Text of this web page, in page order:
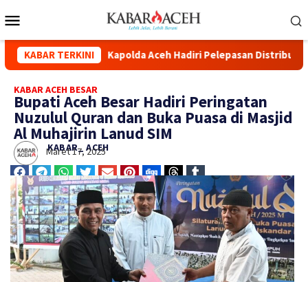
KABAR TERKINIKapolda Aceh Hadiri Pelepasan Distribusi
KABAR ACEH BESAR
Bupati Aceh Besar Hadiri Peringatan
Nuzulul Quran dan Buka Puasa di Masjid
Al Muhajirin Lanud SIM
KABAR_ ACEH
Maret 17, 2025